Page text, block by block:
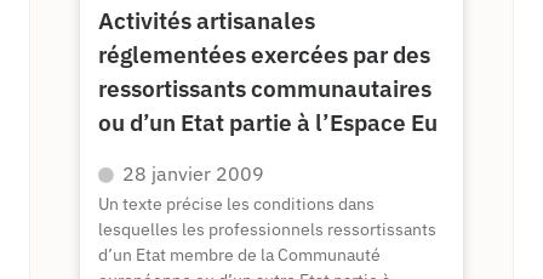
Activités artisanales
réglementées exercées par des
ressortissants communautaires
ou d’un Etat partie à l’Espace Eu
28 janvier 2009
Un texte précise les conditions dans
lesquelles les professionnels ressortissants
d’un Etat membre de la Communauté